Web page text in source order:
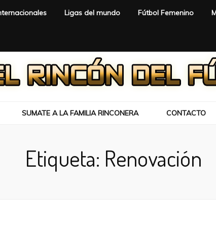
Ligas del mundo Fútbol Femenino
SUMATE A LA FAMILIA RINCONERA CONTACTO
Etiqueta: Renovación